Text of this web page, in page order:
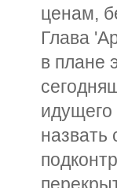
ценам,
Глава
в плане
идущего
назвать